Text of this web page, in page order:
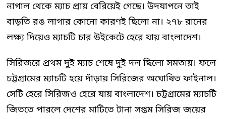
নাগাল থেকে ম্যাচ প্রায় বেরিয়েই গেছে। উদযাপনে তাই
বাড়তি রঙ লাগার কোনো কারণই ছিলো না। ২৭৮ রানের
লক্ষ্য দিয়েও ম্যাচটি চার উইকেটে হেরে যায় বাংলাদেশ।
সিরিজরে প্রথম দুই ম্যাচ শেষে দুই দল ছিলো সমতায়। ফলে
চট্টগ্রামের ম্যাচটি হয়ে দাঁড়ায় সিরিজের অঘোষিত ফাইনাল।
সেটি হেরে সিরিজও হেরে যায় বাংলাদেশ। চট্টগ্রামের ম্যাচটি
জিততে পারলে দেশের মাটিতে টানা সপ্তম সিরিজ জয়ের